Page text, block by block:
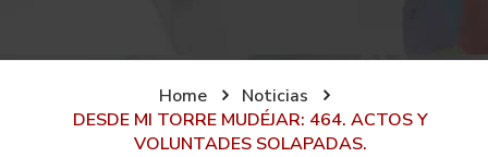
Home
Noticias
DESDE MI TORRE MUDÉJAR: 464. ACTOS Y
VOLUNTADES SOLAPADAS.